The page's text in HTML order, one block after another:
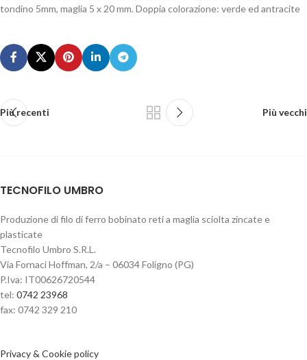
tondino 5mm, maglia 5 x 20 mm. Doppia colorazione: verde ed antracite
Più recenti Più vecchi
TECNOFILO UMBRO
Produzione di filo di ferro bobinato reti a maglia sciolta zincate e
plasticate
Tecnofilo Umbro S.R.L.
Via Fornaci Hoffman, 2/a – 06034 Foligno (PG)
P.Iva: IT00626720544
tel: 0742 23968
fax: 0742 329 210
Privacy & Cookie policy